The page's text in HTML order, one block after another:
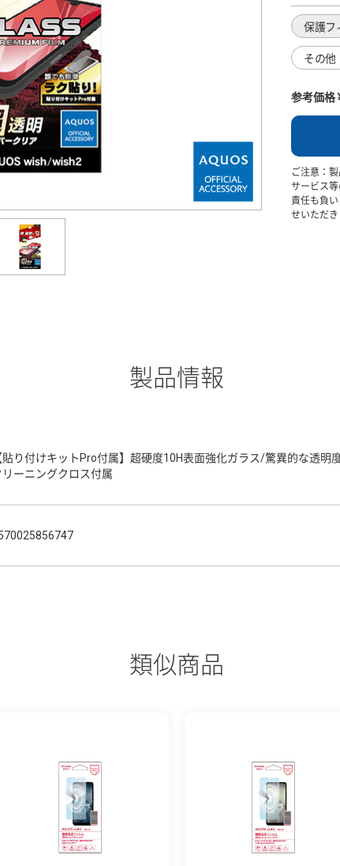
保護フ
その他
参考価格
ご注意：
サービス
責任も負
せいただき
製品情報
貼り付けキットPro付属】超硬度10H表面強化ガラス/驚異的な透明
リーニングクロス付属
類似商品